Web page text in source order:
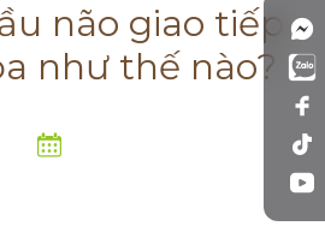
não giao tiếp
như thế nào?